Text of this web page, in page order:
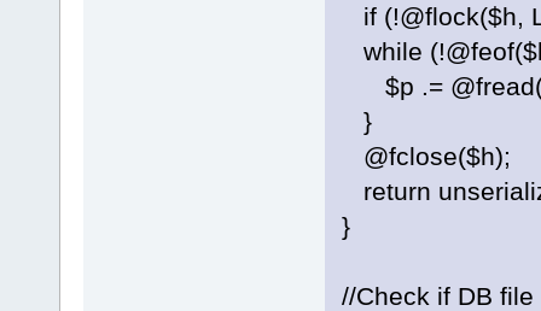
if (!@flock($h,
while
$p .=
}
@fclose($h);
return
}
//Check if DB